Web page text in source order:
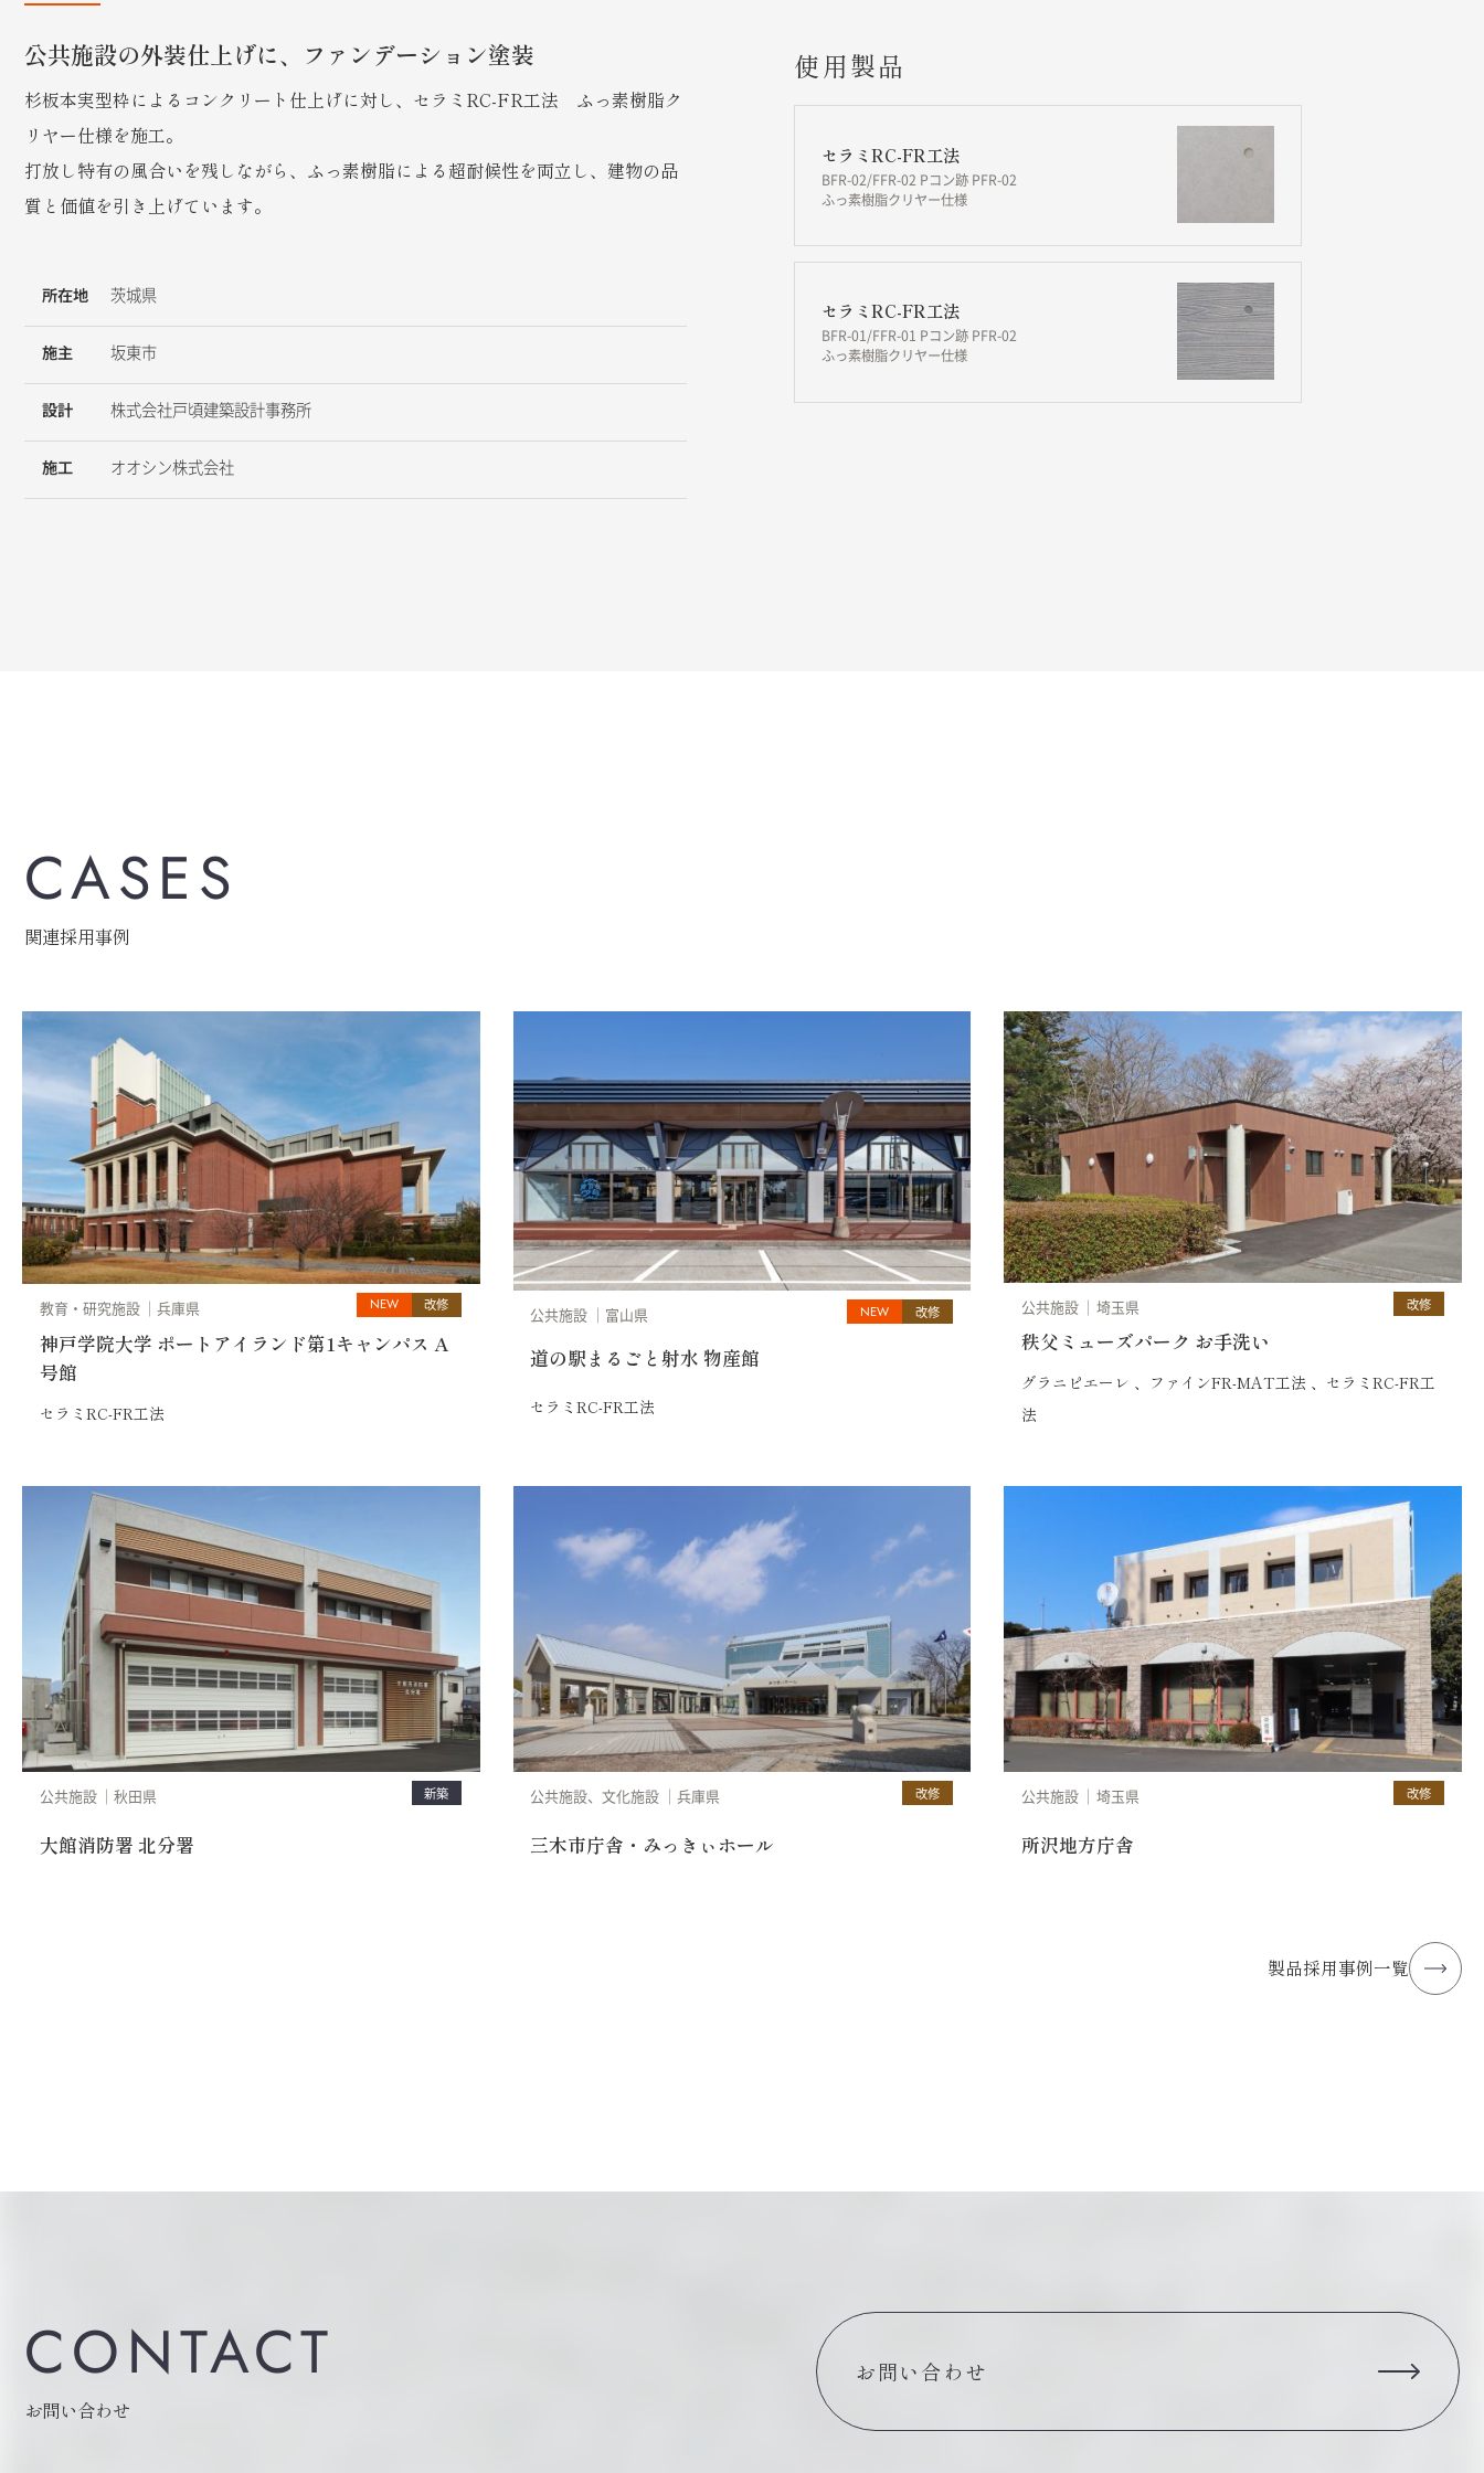
公共施設の外装仕上げに、ファンデーション塗装
杉板本実型枠によるコンクリート仕上げに対し、セラミRC-FR工法 ふっ素樹脂ク
リヤー仕様を施工。
打放し特有の風合いを残しながら、ふっ素樹脂による超耐候性を両立し、建物の品
質と価値を引き上げています。
所在地 茨城県
施主 坂東市
設計 株式会社戸頃建築設計事務所
施工 オオシン株式会社
使用製品
セラミRC-FR工法
BFR-02/FFR-02 Pコン跡 PFR-02
ふっ素樹脂クリヤー仕様
セラミRC-FR工法
BFR-01/FFR-01 Pコン跡 PFR-02
ふっ素樹脂クリヤー仕様
CASES
関連採用事例
教育・研究施設 兵庫県 NEW 改修
神戸学院大学 ポートアイランド第1キャンパス A
号館
セラミRC-FR工法
公共施設 富山県 NEW 改修
道の駅まるごと射水 物産館
セラミRC-FR工法
公共施設 埼玉県 改修
秩父ミューズパーク お手洗い
グラニピエーレ 、ファインFR-MAT工法 、セラミRC-FR工
法
公共施設 秋田県 新築
大館消防署 北分署
公共施設、文化施設 兵庫県 改修
三木市庁舎・みっきぃホール
公共施設 埼玉県 改修
所沢地方庁舎
製品採用事例一覧
CONTACT
お問い合わせ
お問い合わせ